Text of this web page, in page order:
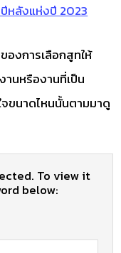
หลังแห่งปี 2023
องการเลือกสูทให้
านหรืองานที่เป็น
จขนาดไหนนั้นตามมาดู
To view it
below: